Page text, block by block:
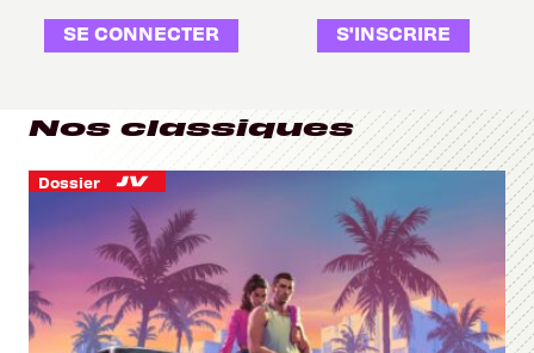
SE CONNECTER S'INSCRIRE
Nos classiques
Dossier